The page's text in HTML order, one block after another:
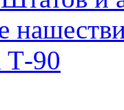
Т-90